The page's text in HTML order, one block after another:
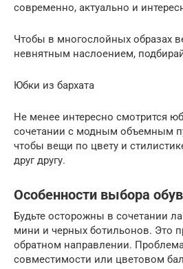
современно, актуально и
Чтобы в многослойных образах
невнятным наслоением,
Юбки из бархата
Не менее интересно смотрится
сочетании с модным объемным
чтобы вещи по цвету и
друг другу.
Особенности выбора
Будьте осторожны в сочетании
мини и черных ботильонов. Это
обратном направлении.
совместимости или цветовом